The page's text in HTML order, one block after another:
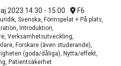
2023 14:30 - 15:00 F6
Svenska, Förinspelat + På plats,
Introduktion,
Verksamhetsutveckling,
Forskare (även studerande),
(goda/dåliga), Nytta/effekt,
Patientsäkerhet